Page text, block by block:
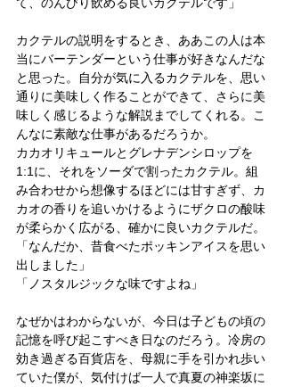
カクテルの説明をするとき、ああこの人は本
当にバーテンダーという仕事が好きなんだな
と思った。自分が気に入るカクテルを、思い
通りに美味しく作ることができて、さらに美
味しく感じるような解説までしてくれる。こ
んなに素敵な仕事があるだろうか。
カカオリキュールとグレナデンシロップを
1:1に、それをソーダで割ったカクテル。組
み合わせから想像するほどには甘すぎず、カ
カオの香りを追いかけるようにザクロの酸味
が柔らかく広がる、確かに良いカクテルだ。
「なんだか、昔食べたポッキンアイスを思い
出しました」
「ノスタルジックな味ですよね」
なぜかはわからないが、今日は子どもの頃の
記憶を呼び起こすべき日なのだろう。冷房の
効き過ぎる百貨店を、母親に手を引かれ歩い
ていた僕が、気付けば一人で真夏の神楽坂に